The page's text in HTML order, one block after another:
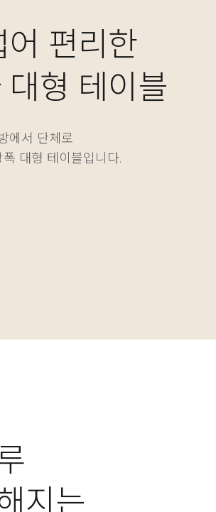
어 편리한
대형 테이블
에서 단체로
대형 테이블입니다.
수납 설계,
장겸 수납장
성도 놓치지 않은 제노바 책장은
하게 정리하는 재미를 더해줍니다.
높이 조절
글/듀얼 모
러와 5가지 사이즈의 모션데스크는
를 자유롭게 설정할 수 있습니다.
어 편리한
대형 테이블
에서 단체로
대형 테이블입니다.
지는